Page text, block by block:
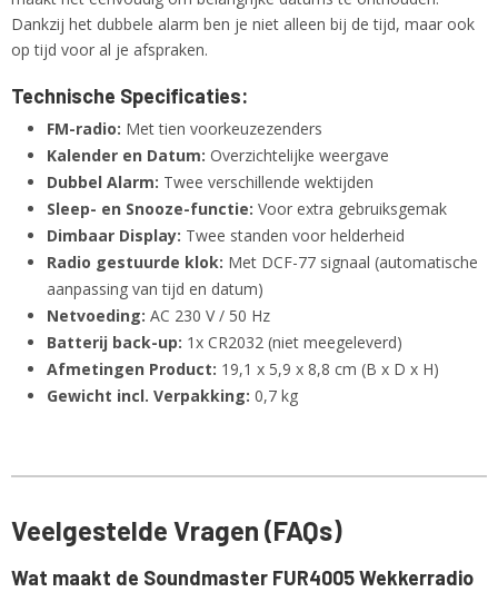
Dankzij het dubbele alarm ben je niet alleen bij de tijd, maar ook
op tijd voor al je afspraken.
Technische Specificaties:
FM-radio: Met tien voorkeuzezenders
Kalender en Datum: Overzichtelijke weergave
Dubbel Alarm: Twee verschillende wektijden
Sleep- en Snooze-functie: Voor extra gebruiksgemak
Dimbaar Display: Twee standen voor helderheid
Radio gestuurde klok: Met DCF-77 signaal (automatische
aanpassing van tijd en datum)
Netvoeding: AC 230 V / 50 Hz
Batterij back-up: 1x CR2032 (niet meegeleverd)
Afmetingen Product: 19,1 x 5,9 x 8,8 cm (B x D x H)
Gewicht incl. Verpakking: 0,7 kg
Veelgestelde Vragen (FAQs)
Wat maakt de Soundmaster FUR4005 Wekkerradio